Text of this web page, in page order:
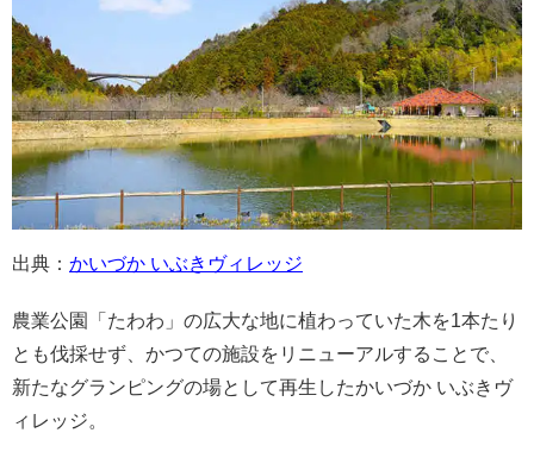
出典： かいづか いぶきヴィレッジ
農業公園「たわわ」の広大な地に植わっていた木を1本たり
とも伐採せず、かつての施設をリニューアルすることで、
新たなグランピングの場として再生したかいづか いぶきヴ
ィレッジ。